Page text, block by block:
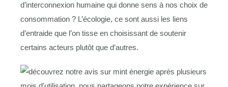
d’interconnexion humaine qui donne sens à nos choix de
consommation ? L’écologie, ce sont aussi les liens
d’entraide que l’on tisse en choisissant de soutenir
certains acteurs plutôt que d’autres.